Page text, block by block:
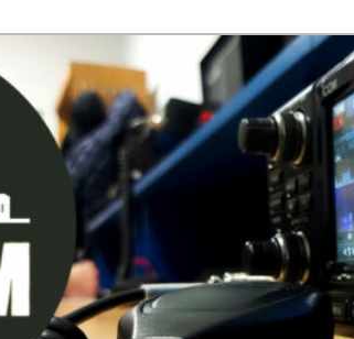
SP9KJM